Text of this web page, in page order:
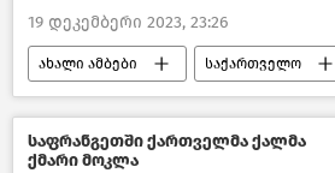
19 დეკემბერი 2023, 23:26
ახალი ამბები საქართველო
საზოგადოება ძალადობა ოჯახში
გაერო
საფრანგეთში ქართველმა ქალმა
ქმარი მოკლა